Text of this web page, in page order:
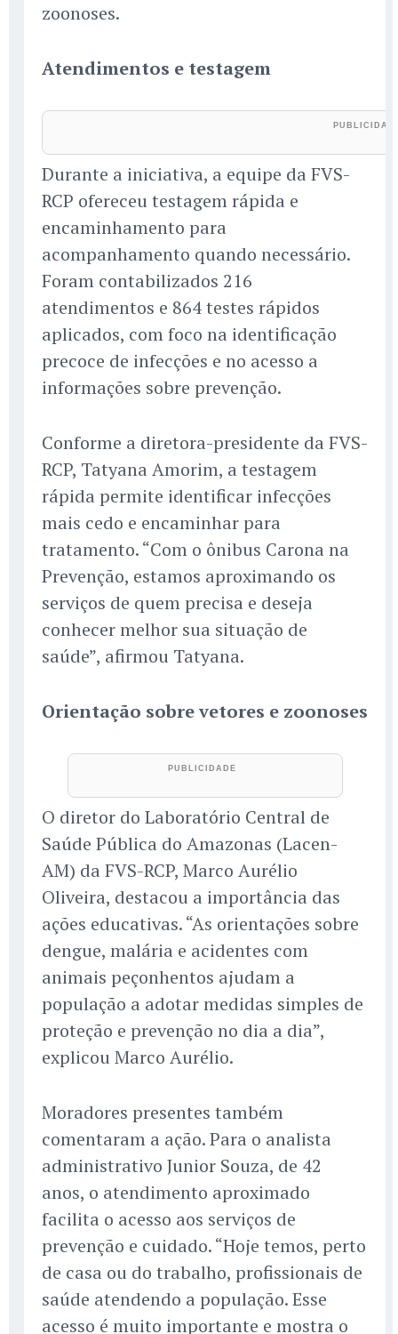
zoonoses.
Atendimentos e testagem
Durante a iniciativa, a equipe da FVS-
RCP ofereceu testagem rápida e
encaminhamento para
acompanhamento quando necessário.
Foram contabilizados 216
atendimentos e 864 testes rápidos
aplicados, com foco na identificação
precoce de infecções e no acesso a
informações sobre prevenção.
Conforme a diretora-presidente da FVS-
RCP, Tatyana Amorim, a testagem
rápida permite identificar infecções
mais cedo e encaminhar para
tratamento. “Com o ônibus Carona na
Prevenção, estamos aproximando os
serviços de quem precisa e deseja
conhecer melhor sua situação de
saúde”, afirmou Tatyana.
Orientação sobre vetores e zoonoses
O diretor do Laboratório Central de
Saúde Pública do Amazonas (Lacen-
AM) da FVS-RCP, Marco Aurélio
Oliveira, destacou a importância das
ações educativas. “As orientações sobre
dengue, malária e acidentes com
animais peçonhentos ajudam a
população a adotar medidas simples de
proteção e prevenção no dia a dia”,
explicou Marco Aurélio.
Moradores presentes também
comentaram a ação. Para o analista
administrativo Junior Souza, de 42
anos, o atendimento aproximado
facilita o acesso aos serviços de
prevenção e cuidado. “Hoje temos, perto
de casa ou do trabalho, profissionais de
saúde atendendo a população. Esse
acesso é muito importante e mostra o